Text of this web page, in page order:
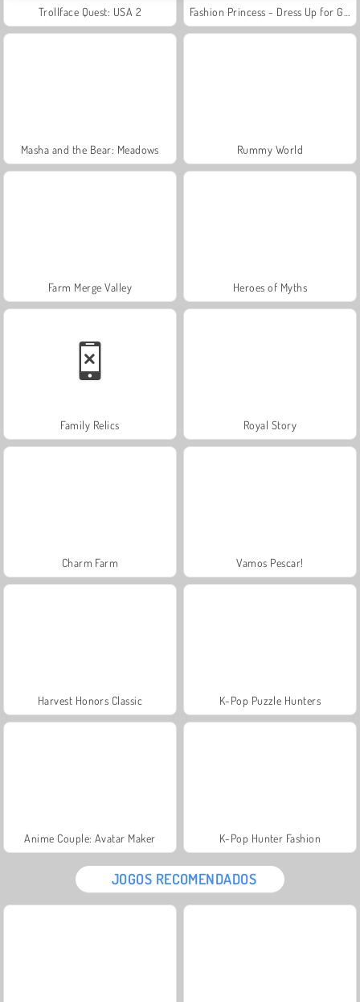
Trollface Quest: USA 2
Masha and the Bear: Meadows Rummy World
Farm Merge Valley Heroes of Myths
Family Relics Royal Story
Charm Farm Vamos Pescar!
Harvest Honors Classic K-Pop Puzzle Hunters
Anime Couple: Avatar Maker K-Pop Hunter Fashion
JOGOS RECOMENDADOS